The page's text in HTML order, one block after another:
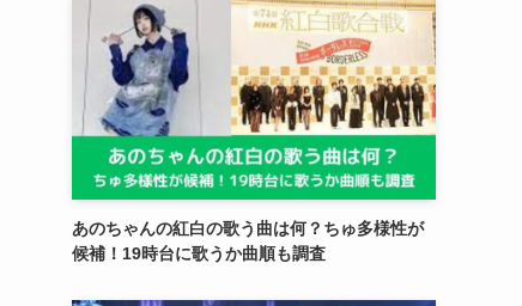
あのちゃんの紅白の歌う曲は何？ちゅ多様性が
候補！19時台に歌うか曲順も調査